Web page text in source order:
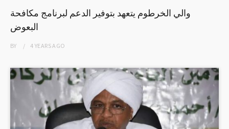
والي الخرطوم يتعهد بتوفير الدعم لبرنامج مكافحة
البعوض
BY 4 YEARSAGO